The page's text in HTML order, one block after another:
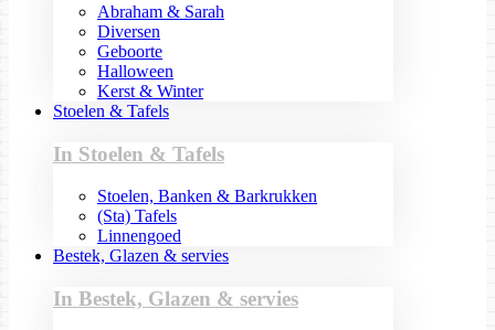
Abraham & Sarah
Diversen
Geboorte
Halloween
Kerst & Winter
Stoelen & Tafels
In Stoelen & Tafels
Stoelen, Banken & Barkrukken
(Sta) Tafels
Linnengoed
Bestek, Glazen & servies
In Bestek, Glazen & servies